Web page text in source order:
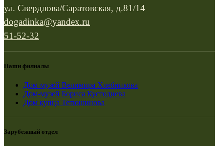
ул. Свердлова/Саратовская, д.81/14
dogadinka@yandex.ru
51-52-32
Наши филиалы
Дом-музей Велимира Хлебникова
Дом-музей Бориса Кустодиева
Дом купца Тетюшинова
Зарубежный отдел